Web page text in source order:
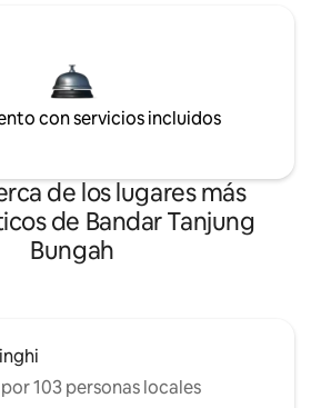
con servicios incluidos
de los lugares más
de Bandar Tanjung
Bungah
103 personas locales